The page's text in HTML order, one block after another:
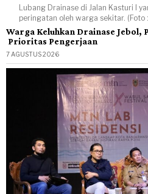
Lubang Drainase di Jalan Kasturi I
peringatan oleh warga sekitar. (Foto
Warga Keluhkan Drainase Jebol,
Prioritas Pengerjaan
7 AGUSTUS 2026